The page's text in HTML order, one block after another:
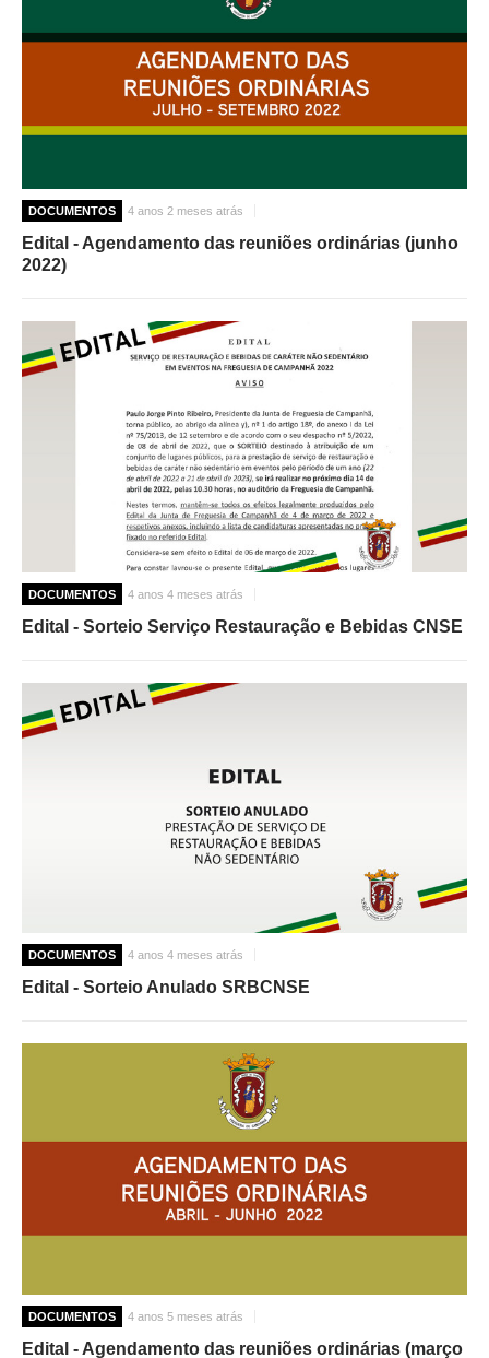
DOCUMENTOS 4 anos 2 meses atrás
Edital - Agendamento das reuniões ordinárias (junho
2022)
DOCUMENTOS 4 anos 4 meses atrás
Edital - Sorteio Serviço Restauração e Bebidas CNSE
DOCUMENTOS 4 anos 4 meses atrás
Edital - Sorteio Anulado SRBCNSE
DOCUMENTOS 4 anos 5 meses atrás
Edital - Agendamento das reuniões ordinárias (março